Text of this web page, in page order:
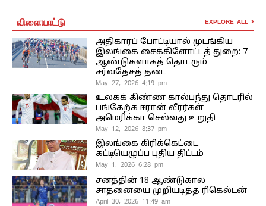
விளையாட்டு EXPLORE ALL
அதிகாரப் போட்டியால் முடங்கிய
இலங்கை சைக்கிளோட்டத் துறை: 7
ஆண்டுகளாகத் தொடரும்
சர்வதேசத் தடை
May 27, 2026 4:19 pm
உலகக் கிண்ண கால்பந்து தொடரில்
பங்கேற்க ஈரான் வீரர்கள்
அமெரிக்கா செல்வது உறுதி
May 12, 2026 8:37 pm
இலங்கை கிரிக்கெட்டை
கட்டியெழுப்ப புதிய திட்டம்
May 1, 2026 6:28 pm
சனத்தின் 18 ஆண்டுகால
சாதனையை முறியடித்த ரிகெல்டன்
April 30, 2026 11:49 am